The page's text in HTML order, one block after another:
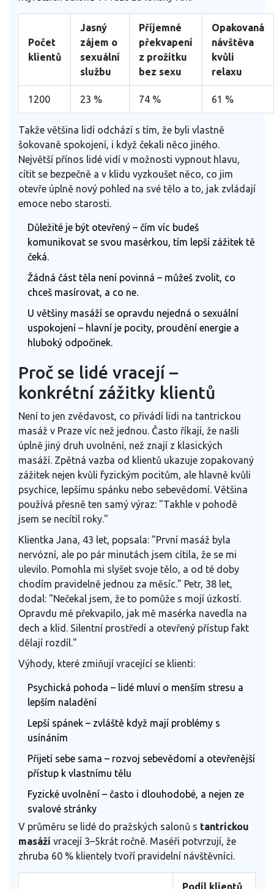
Počet
klientů
Jasný
zájem o
sexuální
službu
Příjemné
překvapení
z prožitku
bez sexu
Opakovaná
návštěva
kvůli
relaxu
1200 23 % 74 % 61 %
Takže většina lidí odchází s tím, že byli vlastně
šokovaně spokojení, i když čekali něco jiného.
Největší přínos lidé vidí v možnosti vypnout hlavu,
cítit se bezpečně a v klidu vyzkoušet něco, co jim
otevře úplně nový pohled na své tělo a to, jak zvládají
emoce nebo starosti.
Důležité je být otevřený – čím víc budeš
komunikovat se svou masérkou, tím lepší zážitek tě
čeká.
Žádná část těla není povinná – můžeš zvolit, co
chceš masírovat, a co ne.
U většiny masáží se opravdu nejedná o sexuální
uspokojení – hlavní je pocity, proudění energie a
hluboký odpočinek.
Proč se lidé vracejí –
konkrétní zážitky klientů
Není to jen zvědavost, co přivádí lidi na tantrickou
masáž v Praze víc než jednou. Často říkají, že našli
úplně jiný druh uvolnění, než znají z klasických
masáží. Zpětná vazba od klientů ukazuje zopakovaný
zážitek nejen kvůli fyzickým pocitům, ale hlavně kvůli
psychice, lepšímu spánku nebo sebevědomí. Většina
používá přesně ten samý výraz: "Takhle v pohodě
jsem se necítil roky."
Klientka Jana, 43 let, popsala: "První masáž byla
nervózní, ale po pár minutách jsem cítila, že se mi
ulevilo. Pomohla mi slyšet svoje tělo, a od té doby
chodím pravidelně jednou za měsíc." Petr, 38 let,
dodal: "Nečekal jsem, že to pomůže s mojí úzkostí.
Opravdu mě překvapilo, jak mě masérka navedla na
dech a klid. Silentní prostředí a otevřený přístup fakt
dělají rozdíl."
Výhody, které zmiňují vracející se klienti:
Psychická pohoda – lidé mluví o menším stresu a
lepším naladění
Lepší spánek – zvláště když mají problémy s
usínáním
Přijetí sebe sama – rozvoj sebevědomí a otevřenější
přístup k vlastnímu tělu
Fyzické uvolnění – často i dlouhodobé, a nejen ze
svalové stránky
V průměru se lidé do pražských salonů s tantrickou
masáží vracejí 3–5krát ročně. Maséři potvrzují, že
zhruba 60 % klientely tvoří pravidelní návštěvníci.
Podíl klientů